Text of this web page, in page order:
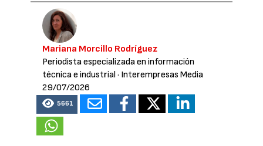
Mariana Morcillo Rodríguez
Periodista especializada en información
técnica e industrial· Interempresas Media
29/07/2026
5661